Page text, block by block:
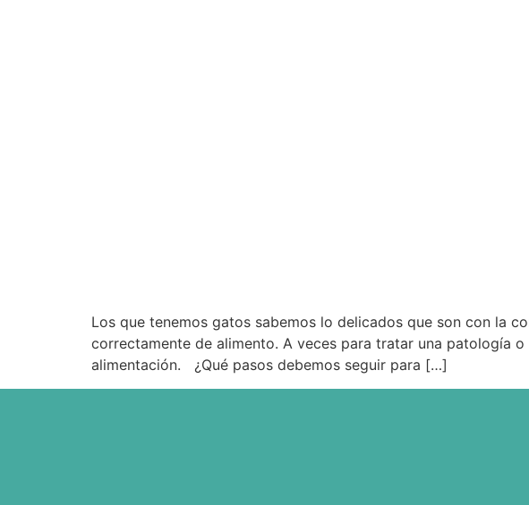
Los que tenemos gatos sabemos lo delicados que son con la
correctamente de alimento. A veces para tratar una patología
alimentación. ¿Qué pasos debemos seguir para […]